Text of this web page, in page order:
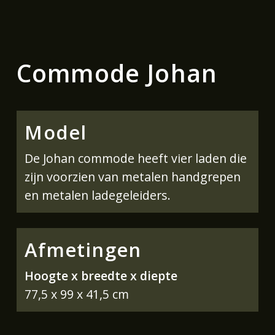
Commode Johan
Model
De Johan commode heeft vier laden die
zijn voorzien van metalen handgrepen
en metalen ladegeleiders.
Afmetingen
Hoogte x breedte x diepte
77,5 x 99 x 41,5 cm